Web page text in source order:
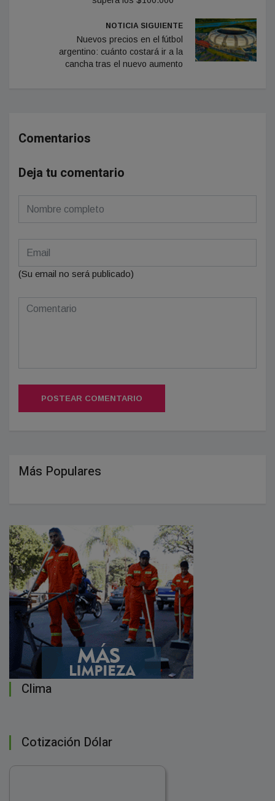
NOTICIA SIGUIENTE
Nuevos precios en el fútbol
argentino: cuánto costará ir a la
cancha tras el nuevo aumento
Comentarios
Deja tu comentario
(Su email no será publicado)
POSTEAR COMENTARIO
Más Populares
Clima
Cotización Dólar